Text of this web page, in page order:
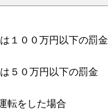
１００万円以下の罰金
５０万円以下の罰金
転をした場合